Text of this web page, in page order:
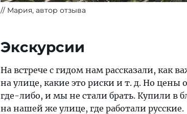
Мария, автор отзыва
Экскурсии
На встрече с гидом нам рассказали, как
на улице, какие это риски и т. д. Но
где-либо, и мы не стали брать. Купили в
на нашей же улице, где работали русские.